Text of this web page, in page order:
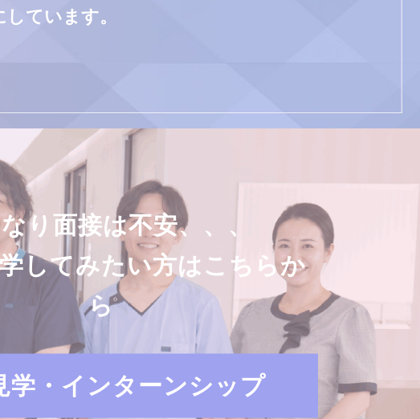
ています。
り面接は不安、、、
してみたい方はこちらか
ら
学・インターンシップ